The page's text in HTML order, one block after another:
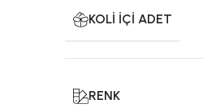
KOLI İÇI ADET
RENK